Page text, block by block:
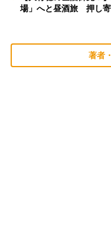
場」へと昼酒旅 押し
著者